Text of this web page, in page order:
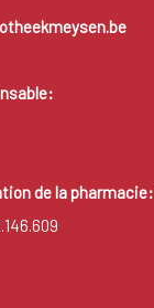
de la pharmacie: